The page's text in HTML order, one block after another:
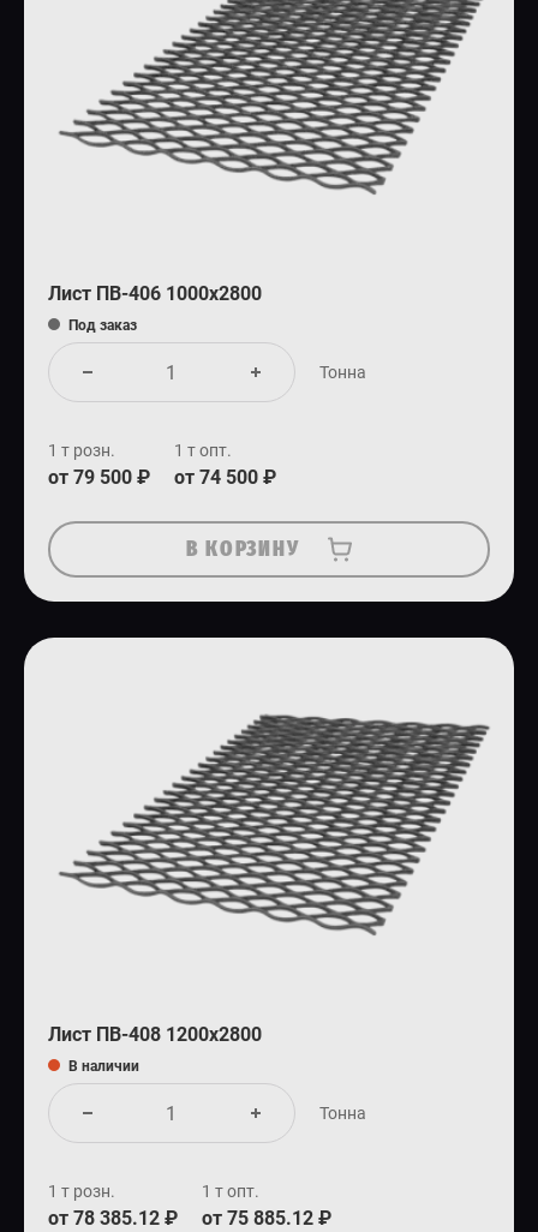
Лист ПВ-406 1000х2800
Под заказ
Тонна
1 т розн.
от 79 500 ₽
1 т опт.
от 74 500 ₽
В КОРЗИНУ
Лист ПВ-408 1200х2800
В наличии
Тонна
1 т розн.
от 78 385.12 ₽
1 т опт.
от 75 885.12 ₽